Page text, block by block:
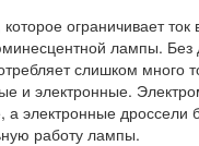
ограничивает
лампы.
слишком много
и электронные.
а электронные
работу лампы.